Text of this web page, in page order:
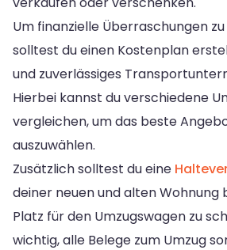
Um finanzielle Überraschungen
solltest du einen Kostenplan
und zuverlässiges
Hierbei kannst du verschiedene
vergleichen, um das beste
auszuwählen.
Zusätzlich solltest du eine
deiner neuen und alten Wohnung
Platz für den Umzugswagen zu
wichtig, alle Belege zum Umzug